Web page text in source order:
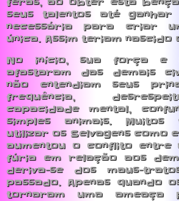
seus talentos até ganhar
necessária para criar
única. Assim teriam nascido
No início, sua força e
afastaram das demais
não entendiam seus
frequência,
capacidade mental,
simples animais. Muitos
utilizar os Selvagens como
aumentou o conflito entre
fúria em relação aos
deriva-se dos maus-
passado. Apenas quando
tornaram uma